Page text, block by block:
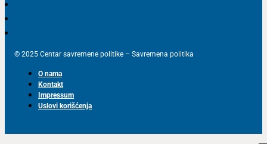
© 2025 Centar savremene politike – Savremena politika
O nama
Kontakt
Impressum
Uslovi korišćenja